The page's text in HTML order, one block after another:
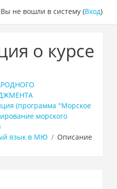
Вы не вошли в систему (Вход)
о курсе
(программа "Морское
морского
язык в МЮ Описание